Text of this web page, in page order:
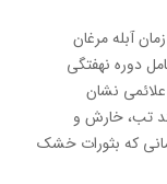
آبله مرغان
مدت شامل دوره نهفتگی
نشان
تب، خارش و
که بثورات خشک